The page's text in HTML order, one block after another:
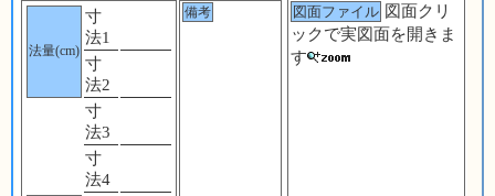
法量(cm)
寸
法1
寸
法2
寸
法3
寸
法4
備考 図面ファイル 図面クリ
ックで実図面を開きま
す